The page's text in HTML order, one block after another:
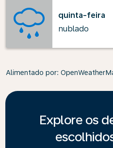
quinta-feira
nublado
Alimentado por:
Explore os